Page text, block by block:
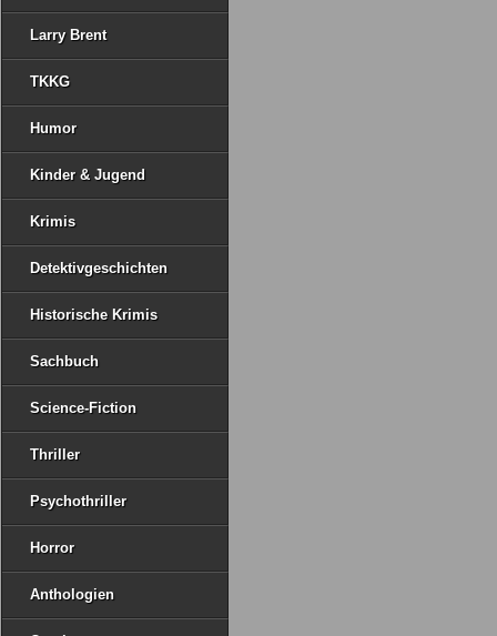
Larry Brent
TKKG
Humor
Kinder & Jugend
Krimis
Detektivgeschichten
Historische Krimis
Sachbuch
Science-Fiction
Thriller
Psychothriller
Horror
Anthologien